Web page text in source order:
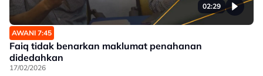
02:29
AWANI 7:45
Faiq tidak benarkan maklumat penahanan
didedahkan
17/02/2026